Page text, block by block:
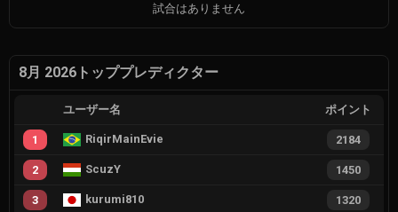
試合はありません
8月 2026トッププレディクター
ユーザー名 ポイント
1 RiqirMainEvie 2184
2 ScuzY 1450
3 kurumi810 1320